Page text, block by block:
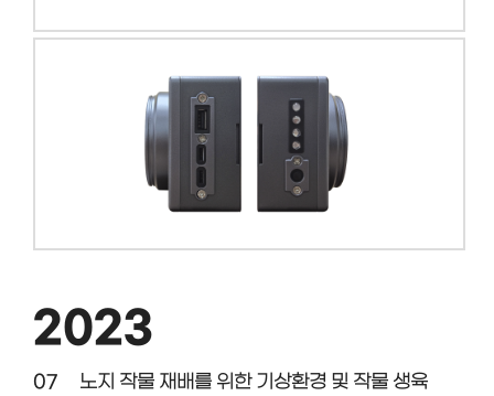
2023
07
노지 작물 재배를 위한 기상환경 및 작물 생육